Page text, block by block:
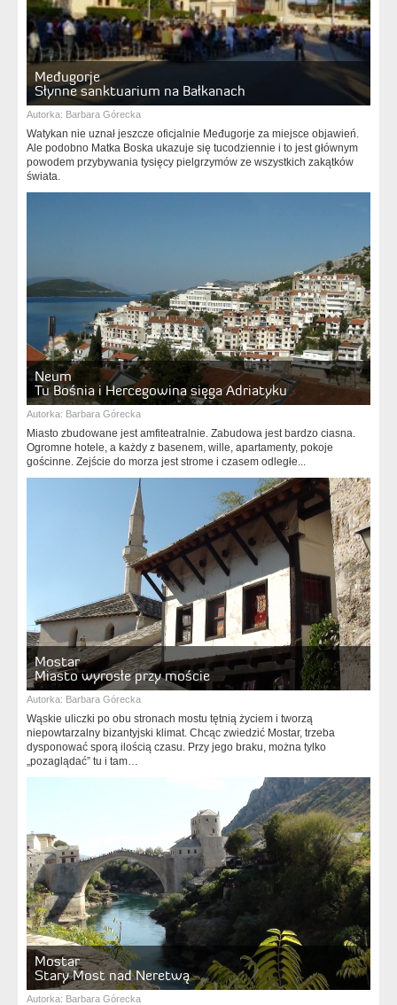
Međugorje
Słynne sanktuarium na Bałkanach
Autorka: Barbara Górecka
Watykan nie uznał jeszcze oficjalnie Međugorje za miejsce objawień.
Ale podobno Matka Boska ukazuje się tucodziennie i to jest głównym
powodem przybywania tysięcy pielgrzymów ze wszystkich zakątków
świata.
Neum
Tu Bośnia i Hercegowina sięga Adriatyku
Autorka: Barbara Górecka
Miasto zbudowane jest amfiteatralnie. Zabudowa jest bardzo ciasna.
Ogromne hotele, a każdy z basenem, wille, apartamenty, pokoje
gościnne. Zejście do morza jest strome i czasem odległe...
Mostar
Miasto wyrosłe przy moście
Autorka: Barbara Górecka
Wąskie uliczki po obu stronach mostu tętnią życiem i tworzą
niepowtarzalny bizantyjski klimat. Chcąc zwiedzić Mostar, trzeba
dysponować sporą ilością czasu. Przy jego braku, można tylko
„pozaglądać” tu i tam…
Mostar
Stary Most nad Neretwą
Autorka: Barbara Górecka